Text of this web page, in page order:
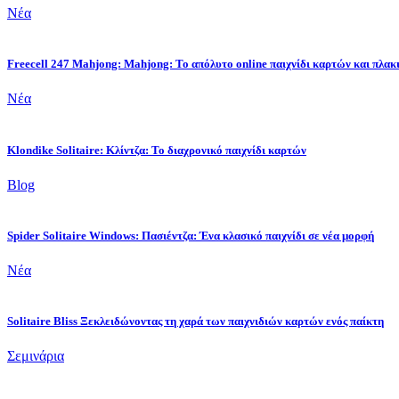
Νέα
Freecell 247 Mahjong: Mahjong: Το απόλυτο online παιχνίδι καρτών και
Νέα
Klondike Solitaire: Κλίντζα: Το διαχρονικό παιχνίδι καρτών
Blog
Spider Solitaire Windows: Πασιέντζα: Ένα κλασικό παιχνίδι σε νέα μορφή
Νέα
Solitaire Bliss Ξεκλειδώνοντας τη χαρά των παιχνιδιών καρτών ενός παίκτη
Σεμινάρια